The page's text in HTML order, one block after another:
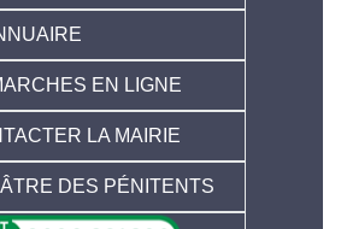
EN LIGNE
LA MAIRIE
DES PÉNITENTS